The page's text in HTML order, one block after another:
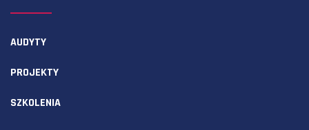
AUDYTY
PROJEKTY
SZKOLENIA